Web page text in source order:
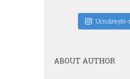
Urmăreşte-
ABOUT AUTHOR